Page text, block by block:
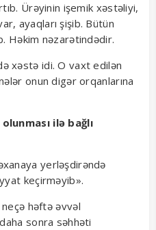
Ürəyinin işemik xəstəliyi,
ayaqları şişib. Bütün
Həkim nəzarətindədir.
xəstə idi. O vaxt edilən
onun digər orqanlarına
ilə bağlı
yerləşdirəndə
keçirməyib».
həftə əvvəl
sonra səhhəti